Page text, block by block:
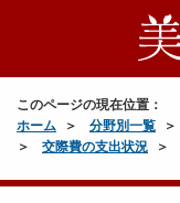
このページの現在位置：
ホーム
分野別一覧
交際費の支出状況